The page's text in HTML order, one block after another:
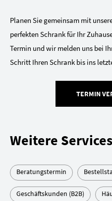
Planen Sie gemeinsam mit
perfekten Schrank für Ihr
Termin und wir melden uns bei
Schritt Ihren Schrank bis ins
TERMIN
Weitere Services
Beratungstermin
Geschäftskunden (B2B)